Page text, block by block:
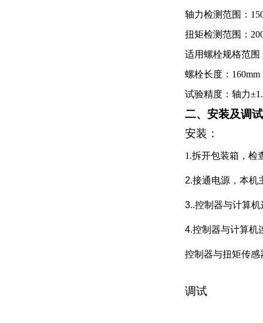
轴力检测范围：
扭矩检测范围： 20
适用螺栓规格范围
螺栓长度： 160mm
试验精度：轴力
二、安装及调
安装：
1.拆开包装箱，检
2.接通电源，本机
3..控制器与计算
4.控制器与计算机
控制器与扭矩传感
调试